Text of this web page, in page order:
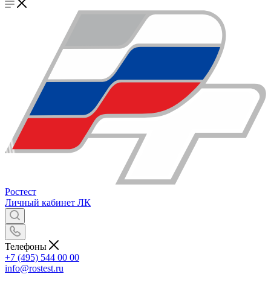
Ростест
Личный кабинет ЛК
Телефоны
+7 (495) 544 00 00
info@rostest.ru